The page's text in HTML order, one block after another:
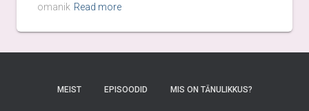
omanik Read more
MEIST EPISOODID MIS ON TÄNULIKKUS?